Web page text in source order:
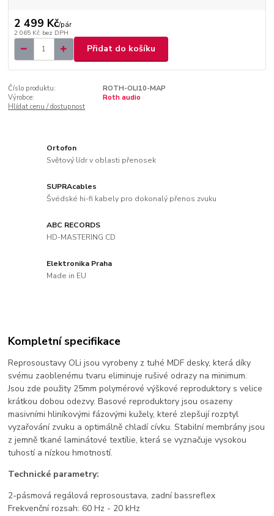
2 499 Kč/pár
2 065 Kč bez DPH
Přidat do košíku
Číslo produktu:
ROTH-OLI10-MAP
Výrobce:
Roth audio
Hlídat cenu / dostupnost
Ortofon
Světový lídr v oblasti přenosek
SUPRAcables
Švédské hi-fi kabely pro dokonalý přenos zvuku
ABC RECORDS
HD-MASTERING CD
Elektronika Praha
Made in EU
Kompletní specifikace
Reprosoustavy OLi jsou vyrobeny z tuhé MDF desky, která díky
svému zaoblenému tvaru eliminuje rušivé odrazy na minimum.
Jsou zde použity 25mm polymérové výškové reproduktory s velice
krátkou dobou odezvy. Basové reproduktory jsou osazeny
masivními hliníkovými fázovými kužely, které zlepšují rozptyl
vyzařování zvuku a optimálně chladí cívku. Stabilní membrány jsou
z jemně tkané laminátové textílie, která se vyznačuje vysokou
tuhostí a nízkou hmotností.
Technické parametry:
2-pásmová regálová reprosoustava, zadní bassreflex
Frekvenční rozsah: 60 Hz - 20 kHz